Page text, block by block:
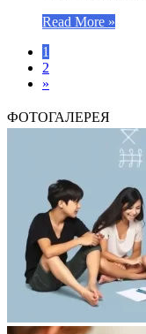
Read More »
1
2
»
ФОТОГАЛЕРЕЯ